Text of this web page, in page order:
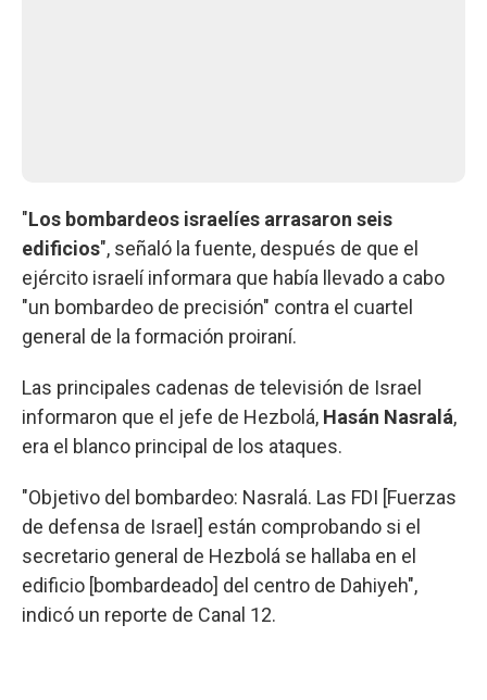
"Los bombardeos israelíes arrasaron seis
edificios", señaló la fuente, después de que el
ejército israelí informara que había llevado a cabo
"un bombardeo de precisión" contra el cuartel
general de la formación proiraní.
Las principales cadenas de televisión de Israel
informaron que el jefe de Hezbolá, Hasán Nasralá,
era el blanco principal de los ataques.
"Objetivo del bombardeo: Nasralá. Las FDI [Fuerzas
de defensa de Israel] están comprobando si el
secretario general de Hezbolá se hallaba en el
edificio [bombardeado] del centro de Dahiyeh",
indicó un reporte de Canal 12.